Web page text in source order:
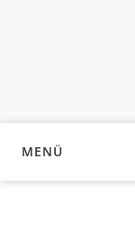
MENÜ
ÜBERSICHT